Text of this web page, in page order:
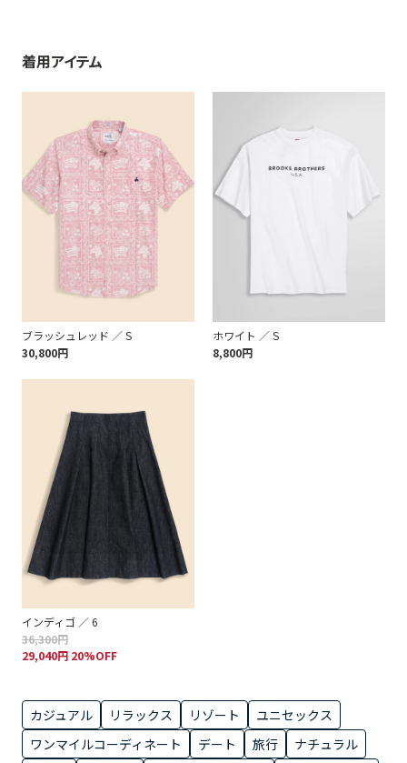
着用アイテム
ブラッシュレッド ／ S
30,800円
ホワイト ／ S
8,800円
インディゴ ／ 6
36,300円
29,040円 20%OFF
カジュアル リラックス リゾート
ユニセックス
ワンマイルコーディネート
デート 旅行
ナチュラル